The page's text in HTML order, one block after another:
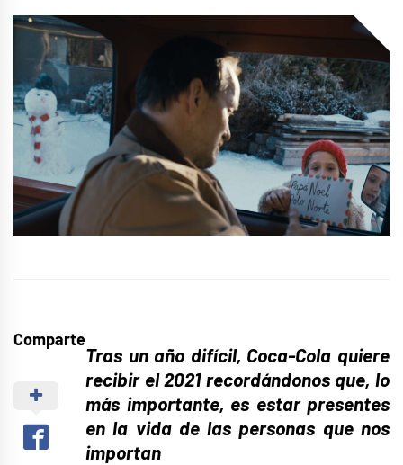
Comparte
Tras un año difícil, Coca-Cola quiere
recibir el 2021 recordándonos que, lo
más importante, es estar presentes
en la vida de las personas que nos
importan